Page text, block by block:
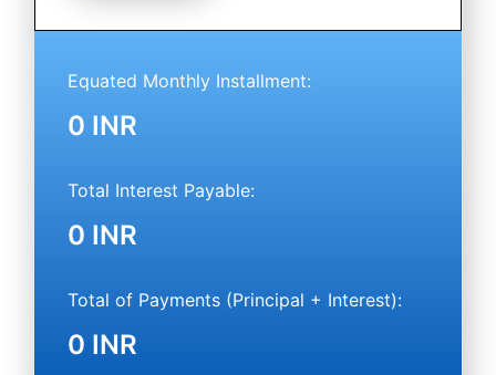
Equated Monthly Installment:
0 INR
Total Interest Payable:
0 INR
Total of Payments (Principal + Interest):
0 INR